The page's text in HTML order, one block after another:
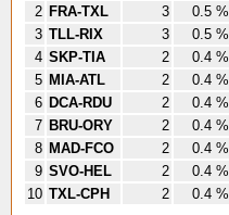
2 FRA-TXL 3
0.5 %
3 TLL-RIX 3
0.5 %
4 SKP-TIA 2
0.4 %
5 MIA-ATL 2
0.4 %
6 DCA-RDU 2
0.4 %
7 BRU-ORY 2
0.4 %
8 MAD-FCO 2
0.4 %
9 SVO-HEL 2
0.4 %
10 TXL-CPH 2 0.4 %